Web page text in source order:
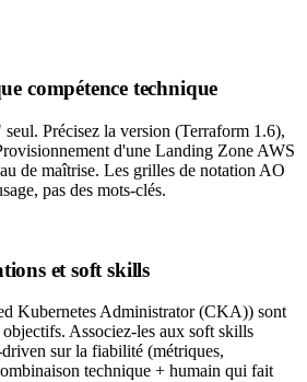
compétence technique
Précisez la version (Terraform 1.6),
d'une Landing Zone AWS
de maîtrise. Les grilles de notation AO
pas des mots-clés.
et soft skills
Kubernetes Administrator (CKA)) sont
Associez-les aux soft skills
sur la fiabilité (métriques,
technique + humain qui fait